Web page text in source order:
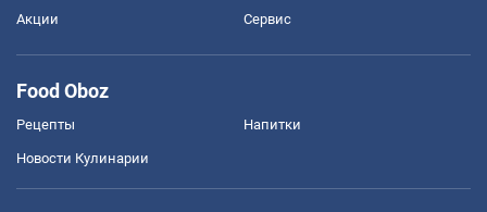
Акции Сервис
Food Oboz
Рецепты Напитки
Новости Кулинарии